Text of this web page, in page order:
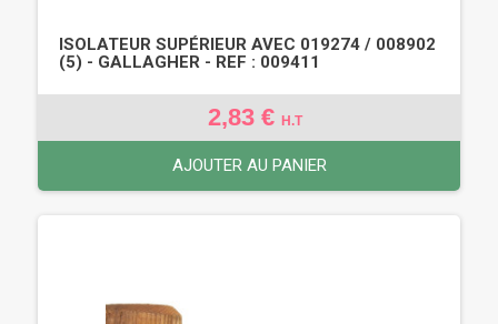
ISOLATEUR SUPÉRIEUR AVEC 019274 / 008902
(5) - GALLAGHER - REF : 009411
2,83 € H.T
AJOUTER AU PANIER